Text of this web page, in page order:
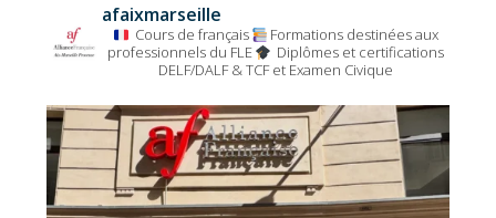
afaixmarseille
Cours de français
Formations destinées aux
professionnels du FLE
Diplômes et certifications
DELF/DALF & TCF et Examen Civique